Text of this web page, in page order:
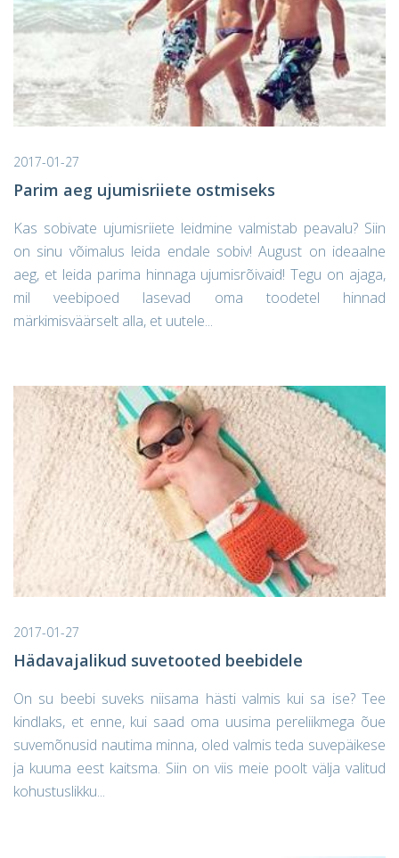
2017-01-27
Parim aeg ujumisriiete ostmiseks
Kas sobivate ujumisriiete leidmine valmistab peavalu? Siin
on sinu võimalus leida endale sobiv! August on ideaalne
aeg, et leida parima hinnaga ujumisrõivaid! Tegu on ajaga,
mil veebipoed lasevad oma toodetel hinnad
märkimisväärselt alla, et uutele...
2017-01-27
Hädavajalikud suvetooted beebidele
On su beebi suveks niisama hästi valmis kui sa ise? Tee
kindlaks, et enne, kui saad oma uusima pereliikmega õue
suvemõnusid nautima minna, oled valmis teda suvepäikese
ja kuuma eest kaitsma. Siin on viis meie poolt välja valitud
kohustuslikku...